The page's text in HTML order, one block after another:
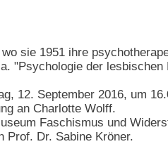
sie 1951 ihre
"Psychologie der lesbischen
12. September 2016, um
an Charlotte Wolff.
Faschismus und
Prof. Dr. Sabine Kröner.